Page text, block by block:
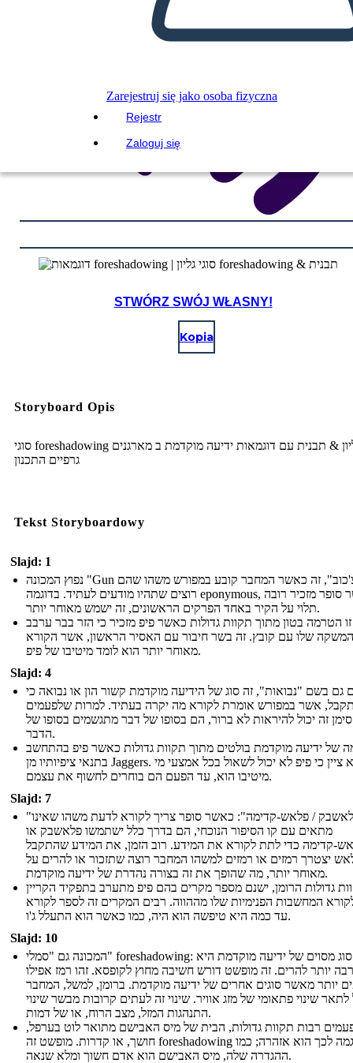
Zarejestruj się jako osoba fizyczna
Rejestr
Zaloguj się
STWÓRZ SWÓJ WŁASNY!
Kopia
Storyboard Opis
סוגי foreshadowing גליון & תבנית עם דוגמאות ידיעה מוקדמת ב מארגנים
גרפיים התכנון
Tekst Storyboardowy
Slajd: 1
נפוץ המכונה "Gun של צ'כוב", זה כאשר המחבר קובע במפורש משהו שהם
רוצים שתהיו מודעים לעתיד. בדוגמה eponymous, כאשר סופר מזכיר רובה
תלוי על הקיר באחד הפרקים הראשונים, זה ישמש מאוחר יותר.
הטרמה בטון מתוך תקוות גדולות כאשר פיפ מזכיר כי הזר בבר ערבב
שלו עם קובץ. זה בשר חיבור עם האסיר הראשון, אשר הקורא
מאוחר יותר הוא לומד מיטיבו של פיפ.
Slajd: 4
גם בשם "נבואות", זה סוג של הידיעה מוקדמת קשור הון או נבואה כי
אשר במפורש אומרת לקורא מה יקרה בעתיד. למרות שלפעמים
זה יכול להיראות לא ברור, הם בסופו של דבר מתגשמים בסופו של
הדבר.
של ידיעה מוקדמת בולטים מתוך תקוות גדולות כאשר פיפ בהתחשב
בתנאי ציפיותיו מן Jaggers. הוא ציין כי פיפ לא יכול לשאול בכל אמצעי מי
מיטיבו הוא, עד הפעם הם בוחרים לחשוף את עצמם.
Slajd: 7
"פלאשבק / פלאש-קדימה": כאשר סופר צריך לקורא לדעת משהו שאינו
מתאים עם קו הסיפור הנוכחי, הם בדרך כלל ישתמשו פלאשבק או
קדימה כדי לתת לקורא את המידע. רוב הזמן, את המידע שהתקבל
יצטרך רמזים או רמזים למשהו המחבר רוצה שתזכור או להרים על
מאוחר יותר, מה שהופך את זה בצורה נהדרת של ידיעה מוקדמת.
גדולות הרומן, ישנם מספר מקרים בהם פיפ מתערב בתפקיד הקריין
לקורא המחשבות הפנימיות שלו מההווה. רבים המקרים זה לספר לקורא
עד כמה היא טיפשה הוא היה, כמו כאשר הוא התעלל ג'ו.
Slajd: 10
המכונה גם "סמלי" foreshadowing: זה סוג מסוים של ידיעה מוקדמת היא
יותר להרים. זה מופשט דורש חשיבה מחוץ לקופסא. זהו רמז אפילו
יותר מאשר סוגים אחרים של ידיעה מוקדמת. ברומן, למשל, המחבר
לתאר שינוי פתאומי של מזג אוויר. שינוי זה לעתים קרובות מבשר שינוי
התנהגות המזל, מצב הרוח, או של דמות.
רבות תקוות גדולות, הבית של מיס האבישם מתואר לוט בערפל,
חושך, או קדרות. מופשט זה foreshadowing דוגמה לכך הוא אזהרה; כמו
ההגדרה שלה, מיס האבישם הוא אדם חשוך ומלא שנאה.